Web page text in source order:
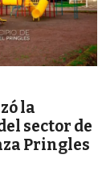
la
sector de
Pringles